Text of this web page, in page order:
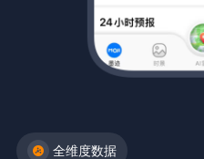
全维度数据